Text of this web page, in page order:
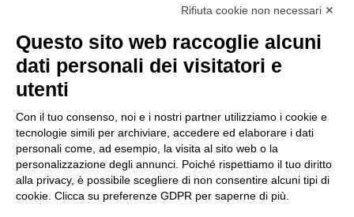
Cookie Policy
Scopri il Polo
Partner
Finanziamenti e bandi
Internazionalizzazione
News & Eventi
Privacy
Rifiuta cookie non necessari ✕
Questo sito web raccoglie alcuni
dati personali dei visitatori e
utenti
Con il tuo consenso, noi e i nostri partner utilizziamo i cookie e
tecnologie simili per archiviare, accedere ed elaborare i dati
personali come, ad esempio, la visita al sito web o la
personalizzazione degli annunci. Poiché rispettiamo il tuo diritto
alla privacy, è possibile scegliere di non consentire alcuni tipi di
cookie. Clicca su preferenze GDPR per saperne di più.